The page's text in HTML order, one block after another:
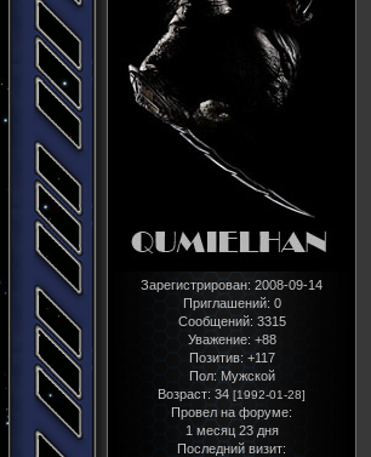
Зарегистрирован: 2008-09-14
Приглашений: 0
Сообщений: 3315
Уважение: +88
Позитив: +117
Пол: Мужской
Возраст: 34 [1992-01-28]
Провел на форуме:
1 месяц 23 дня
Последний визит: